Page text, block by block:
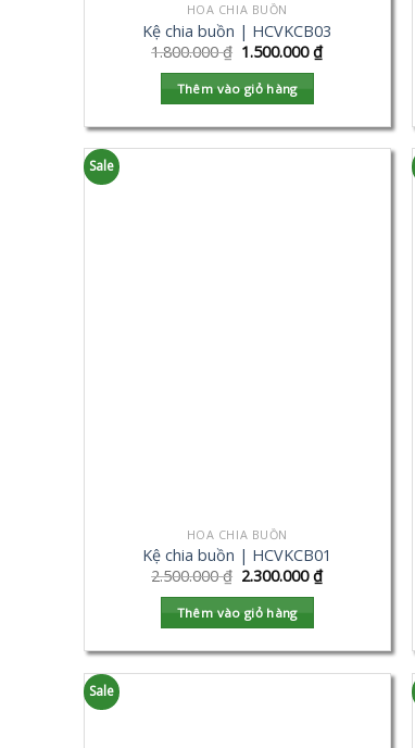
HOA CHIA BUỒN
Kệ chia buồn | HCVKCB03
1.800.000₫ 1.500.000₫
Thêm vào giỏ hàng
Sale
HOA CHIA BUỒN
Kệ chia buồn | HCVKCB01
2.500.000₫ 2.300.000₫
Thêm vào giỏ hàng
Sale